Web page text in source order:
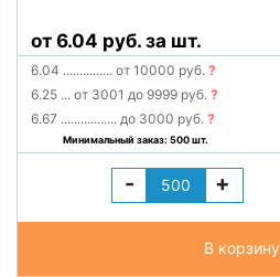
от 6.04 руб. за шт.
6.04 ............... от 10000 руб.?
6.25 ... от 3001 до 9999 руб.?
6.67 ................. до 3000 руб.?
Минимальный заказ: 500 шт.
- +
В корзину